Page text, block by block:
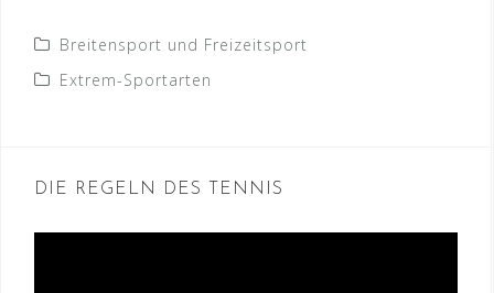
Breitensport und Freizeitsport
Extrem-Sportarten
DIE REGELN DES TENNIS